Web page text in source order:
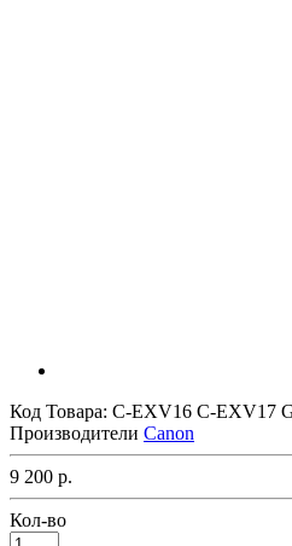
Код Товара: C-EXV16 C-EXV17
Производители Canon
9 200 р.
Кол-во